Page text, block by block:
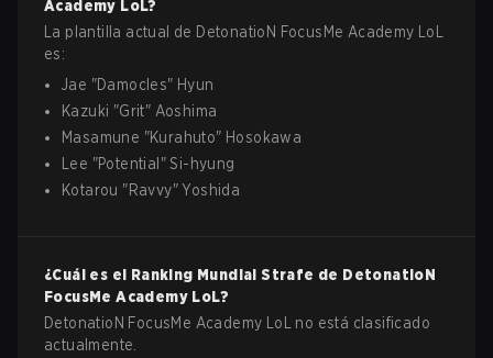
Academy LoL?
La plantilla actual de DetonatioN FocusMe Academy
LoL
es:
Jae "Damocles" Hyun
Kazuki "Grit" Aoshima
Masamune "Kurahuto" Hosokawa
Lee "Potential "Si-hyung
Kotarou "Ravvy"Yoshida
¿Cuál es el Ranking Mundial Strafe de DetonatioN
FocusMe Academy LoL?
DetonatioN FocusMe Academy LoL no está clasificado
actualmente.